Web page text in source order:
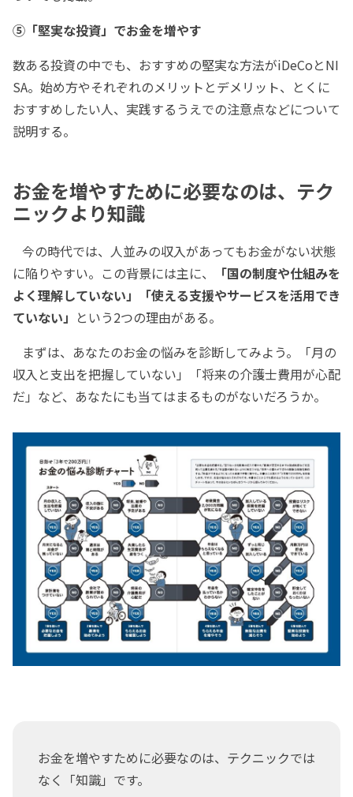
⑤「堅実な投資」でお金を増やす
数ある投資の中でも、おすすめの堅実な方法がiDeCoとNI
SA。始め方やそれぞれのメリットとデメリット、とくに
おすすめしたい人、実践するうえでの注意点などについて
説明する。
お金を増やすために必要なのは、テク
ニックより知識
今の時代では、人並みの収入があってもお金がない状態
に陥りやすい。この背景には主に、
「国の制度や仕組みを
よく理解していない」「使える支援やサービスを活用でき
ていない」 という2つの理由がある。
まずは、あなたのお金の悩みを診断してみよう。「月の
収入と支出を把握していない」「将来の介護士費用が心配
だ」など、あなたにも当てはまるものがないだろうか。
お金を増やすために必要なのは、テクニックでは
なく「知識」です。